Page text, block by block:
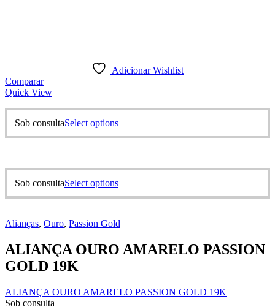
Adicionar Wishlist
Comparar
Quick View
Sob consultaSelect optionsThis
variants.
options
may
chosen
the
product
Sob consultaSelect optionsThis
variants.
options
on
Alianças, Ouro, Passion Gold
ALIANÇA OURO AMARELO PASSION
GOLD 19K
ALIANÇA OURO AMARELO PASSION GOLD 19K
Sob consulta